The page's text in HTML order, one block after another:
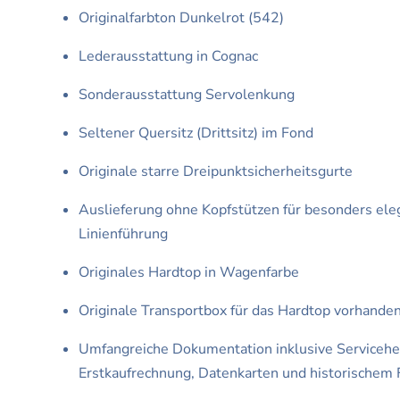
Originalfarbton Dunkelrot (542)
Lederausstattung in Cognac
Sonderausstattung Servolenkung
Seltener Quersitz (Drittsitz) im Fond
Originale starre Dreipunktsicherheitsgurte
Auslieferung ohne Kopfstützen für besonders
Linienführung
Originales Hardtop in Wagenfarbe
Originale Transportbox für das Hardtop vorhanden
Umfangreiche Dokumentation inklusive
Erstkaufrechnung, Datenkarten und historischem